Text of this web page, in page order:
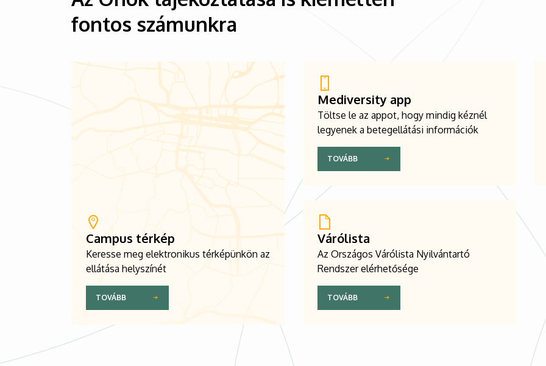
fontos számunkra
Campus térkép
Keresse meg elektronikus térképünkön az
ellátása helyszínét
TOVÁBB
Mediversity app
Töltse le az appot, hogy mindig kéznél
legyenek a betegellátási információk
TOVÁBB
Várólista
Az Országos Várólista Nyilvántartó
Rendszer elérhetősége
TOVÁBB